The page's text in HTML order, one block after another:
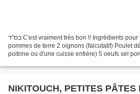
בס"ד C'est vraiment très bon !! Ingrédients pour 6/8 personnes : 1 kg de
pommes de terre 2 oignons (falcutatif) Poulet
poitrine ou d'une cuisse entière) 5 oeufs sel
NIKITOUCH, PETITES PÂTES